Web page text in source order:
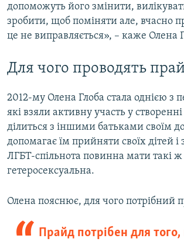
допоможуть його змінити,
зробити, щоб поміняти але, вчасно
це не виправляється», – каже Олена
Для чого проводять
2012-му Олена Глоба стала однією
які взяли активну участь у
ділиться з іншими батьками своїм
допомагає їм прийняти своїх дітей і
ЛГБТ-спільнота повинна мати такі ж
гетеросексуальна.
Олена пояснює, для чого потрібний
Прайд потрібен для